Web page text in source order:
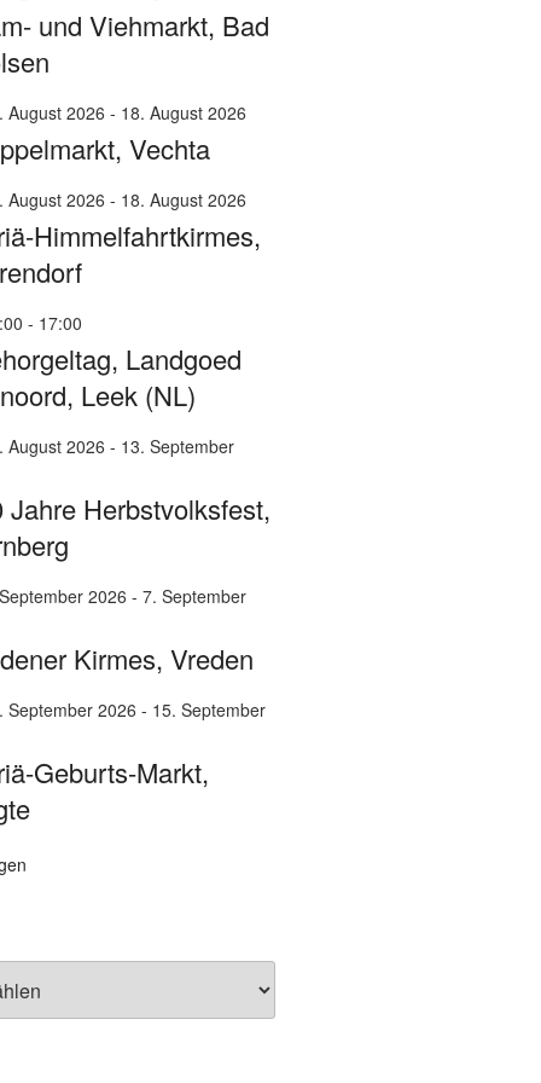
und Viehmarkt, Bad
August 2026 - 18. August 2026
Vechta
August 2026 - 18. August 2026
Himmelfahrtkirmes,
- 17:00
Landgoed
Leek (NL)
August 2026 - 13. September
Jahre Herbstvolksfest,
2026 - 7. September
Kirmes, Vreden
September 2026 - 15. September
Geburts-Markt,